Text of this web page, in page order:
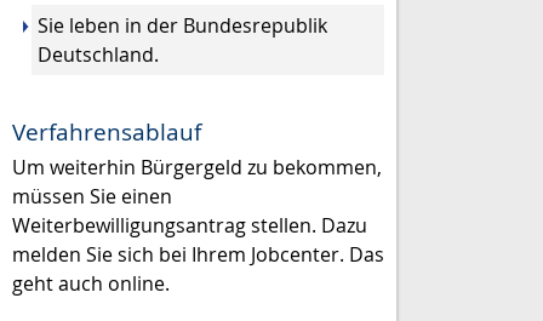
Sie leben in der Bundesrepublik
Deutschland.
Verfahrensablauf
Um weiterhin Bürgergeld zu bekommen,
müssen Sie einen
Weiterbewilligungsantrag stellen. Dazu
melden Sie sich bei Ihrem Jobcenter. Das
geht auch online.